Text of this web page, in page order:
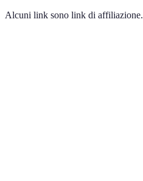
Alcuni link sono link di affiliazione.